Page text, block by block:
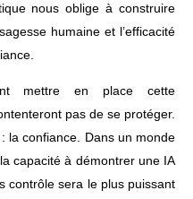
nous oblige à construire
humaine et l’efficacité
mettre en place cette
pas de se protéger.
la confiance. Dans un monde
capacité à démontrer une IA
contrôle sera le plus puissant